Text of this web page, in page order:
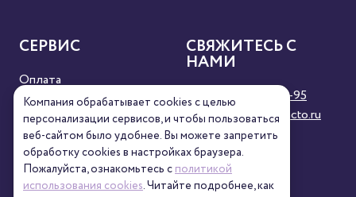
СЕРВИС
Оплата
Доставка
Условия продажи
Карта сайта
СВЯЖИТЕСЬ С
НАМИ
8 (800) 333-63-95
orders@torrefacto.ru
Компания обрабатывает cookies с целью
персонализации сервисов, и чтобы пользоваться
веб-сайтом было удобнее. Вы можете запретить
обработку сookies в настройках браузера.
Пожалуйста, ознакомьтесь сполитикой
использования cookies. Читайте подробнее, как